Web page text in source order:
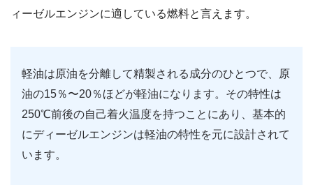
ィーゼルエンジンに適している燃料と言えます。
軽油は原油を分離して精製される成分のひとつで、原
油の15％〜20％ほどが軽油になります。その特性は
250℃前後の自己着火温度を持つことにあり、基本的
にディーゼルエンジンは軽油の特性を元に設計されて
います。